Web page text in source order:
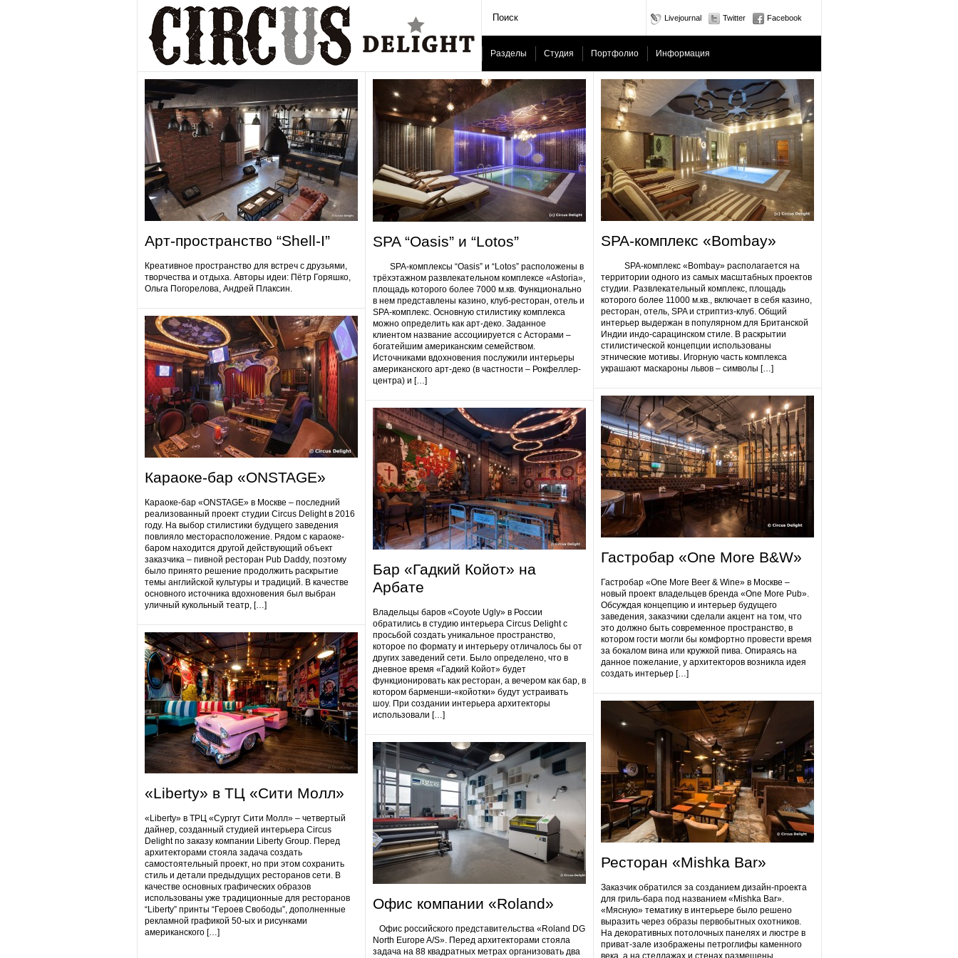
Livejournal Twitter Facebook
Разделы Студия Портфолио Информация
Арт-пространство “Shell-I”
Креативное пространство для встреч с друзьями,
творчества и отдыха. Авторы идеи: Пётр Горяшко,
Ольга Погорелова, Андрей Плаксин.
Караоке-бар «ONSTAGE»
Караоке-бар «ONSTAGE» в Москве – последний
реализованный проект студии Circus Delight в 2016
году. На выбор стилистики будущего заведения
повлияло месторасположение. Рядом с караоке-
баром находится другой действующий объект
заказчика – пивной ресторан Pub Daddy​, поэтому
было принято решение продолжить раскрытие
темы английской культуры и традиций. В качестве
основного источника вдохновения был выбран
уличный кукольный театр, […]
«Liberty» в ТЦ «Сити Молл»
«Liberty» в ТРЦ «Сургут Сити Молл» – четвертый
дайнер, созданный студией интерьера Circus
Delight по заказу компании Liberty Group. Перед
архитекторами стояла задача создать
самостоятельный проект, но при этом сохранить
стиль и детали предыдущих ресторанов сети. В
качестве основных графических образов
использованы уже традиционные для ресторанов
“Liberty” принты “Героев Свободы”, дополненные
рекламной графикой 50-ых и рисунками
американского […]
SPA “Oasis” и “Lotos”
SPA-комплексы “Oasis” и “Lotos” расположены в
трёхэтажном развлекательном комплексе «Astoria»,
площадь которого более 7000 м.кв. Функционально
в нем представлены казино, клуб-ресторан, отель и
SPA-комплекс. Основную стилистику комплекса
можно определить как арт-деко. Заданное
клиентом название ассоциируется с Асторами –
богатейшим американским семейством.
Источниками вдохновения послужили интерьеры
американского арт-деко (в частности – Рокфеллер-
центра) и […]
Бар «Гадкий Койот» на
Арбате
Владельцы баров «Coyote Ugly» в России
обратились в студию интерьера Circus Delight с
просьбой создать уникальное пространство,
которое по формату и интерьеру отличалось бы от
других заведений сети. Было определено, что в
дневное время «Гадкий Койот» будет
функционировать как ресторан, а вечером как бар, в
котором барменши-«койотки» будут устраивать
шоу. При создании интерьера архитекторы
использовали […]
Офис компании «Roland»
Офис российского представительства «Roland DG
North Europe A/S». Перед архитекторами стояла
задача на 88 квадратных метрах организовать два
SPA-комплекс «Bombay»
SPA-комплекс «Bombay» располагается на
территории одного из самых масштабных проектов
студии. Развлекательный комплекс, площадь
которого более 11000 м.кв., включает в себя казино,
ресторан, отель, SPA и стриптиз-клуб. Общий
интерьер выдержан в популярном для Британской
Индии индо-сарацинском стиле. В раскрытии
стилистической концепции использованы
этнические мотивы. Игорную часть комплекса
украшают маскароны львов – символы […]
Гастробap «One More B&W»
Гастробap «One More Beer & Wine» в Москве –
новый проект владельцев бренда «One More Pub».
Обсуждая концепцию и интерьер будущего
заведения, заказчики сделали акцент на том, что
это должно быть современное пространство, в
котором гости могли бы комфортно провести время
за бокалом вина или кружкой пива. Опираясь на
данное пожелание, у архитекторов возникла идея
создать интерьер […]
Ресторан «Mishka Bar»
Заказчик обратился за созданием дизайн-проекта
для гриль-бара под названием «Mishka Bar».
«Мясную» тематику в интерьере было решено
выразить через образы первобытных охотников.
На декоративных потолочных панелях и люстре в
приват-зале изображены петроглифы каменного
века, а на стеллажах и стенах размещены